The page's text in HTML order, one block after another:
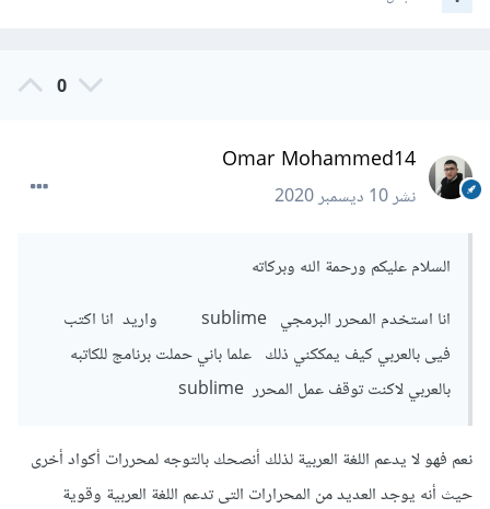
0
Omar Mohammed14
نشر10 ديسمبر 2020
السلام عليكم ورحمة الله وبركاته
انا استخدم المحرر البرمجي sublime واريد انا اكتب
فيى بالعربي كيف يمككني ذلك علما باني حملت برنامج للكاتبه
بالعربي لاكنت توقف عمل المحرر sublime
نعم فهو لا يدعم اللغة العربية لذلك أنصحك بالتوجه لمحررات أكواد أخرى
حيث أنه يوجد العديد من المحرارات التى تدعم اللغة العربية وقوية